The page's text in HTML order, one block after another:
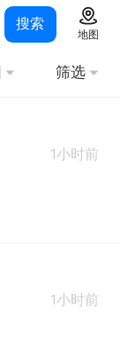
搜索
地图
筛选
1小时前
1小时前